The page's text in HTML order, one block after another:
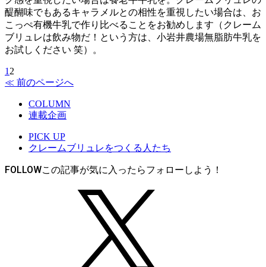
醍醐味でもあるキャラメルとの相性を重視したい場合は、お
こっぺ有機牛乳で作り比べることをお勧めします（クレーム
ブリュレは飲み物だ！という方は、小岩井農場無脂肪牛乳を
お試しください 笑）。
1 2
≪ 前のページへ
COLUMN
連載企画
PICK UP
クレームブリュレをつくる人たち
FOLLOW